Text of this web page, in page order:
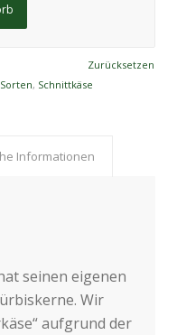
Zurücksetzen
, Schnittkäse
Informationen
seinen eigenen
Wir
aufgrund der